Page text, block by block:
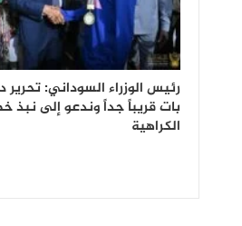
رئيس الوزراء السوداني: تحرير
بات قريباً جداً وندعو إلى نبذ
الكراهية